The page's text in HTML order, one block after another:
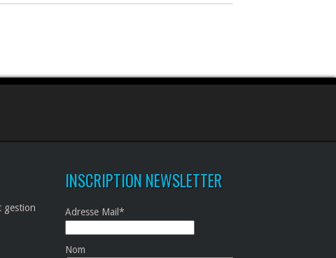
gestion
INSCRIPTION NEWSLETTER
Adresse Mail*
Nom